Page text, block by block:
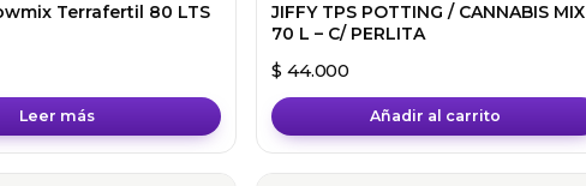
Terrafertil 80 LTS
Leer más
JIFFY TPS POTTING / CANNABIS MIX
70 L – C/ PERLITA
$ 44.000
Añadir al carrito